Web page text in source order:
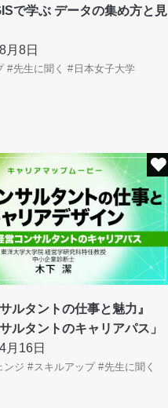
で学ぶ データの集め方と見
月8日
先生に聞く 日本女子大学
サルタントの仕事と魅力』
ルタントのキャリアパス」
月16日
ンジ スキルアップ
先生に聞く